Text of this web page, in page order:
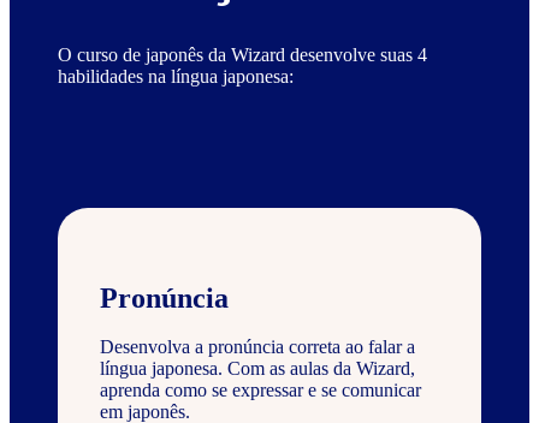
O curso de japonês da Wizard desenvolve suas 4
habilidades na língua japonesa:
Pronúncia
Desenvolva a pronúncia correta ao falar a
língua japonesa. Com as aulas da Wizard,
aprenda como se expressar e se comunicar
em japonês.